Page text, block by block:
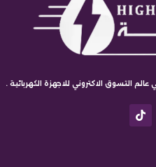
التسوق الاكتروني للاجهزة الكهربائية .